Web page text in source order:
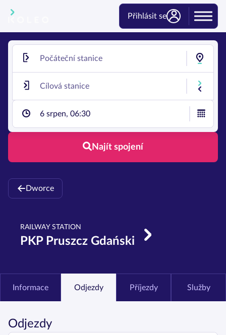
Přihlásit se
6 srpen, 06:30
Najít spojení
Dworce
RAILWAY STATION
PKP Pruszcz Gdański
Informace Odjezdy Příjezdy Služby
Odjezdy